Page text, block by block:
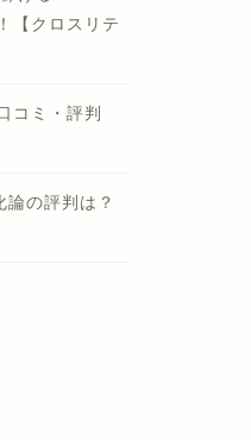
【クロスリテ
コミ・評判
の評判は？